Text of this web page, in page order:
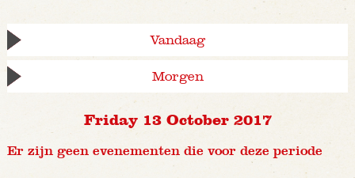
Vandaag
Morgen
Friday 13 October 2017
Er zijn geen evenementen die voor deze periode